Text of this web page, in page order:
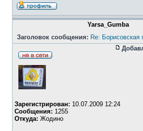
Yarsa_Gumba
Заголовок сообщения: Re: Борисовская
Зарегистрирован: 10.07.2009 12:24
Сообщения: 1255
Откуда: Жодино